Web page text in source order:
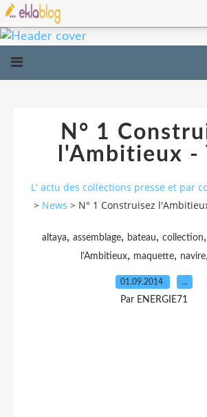
N° 1
l'Ambitieux -
L' actu des collections presse et par
> News > N° 1 Construisez
altaya, assemblage, bateau, collection,
l'Ambitieux, maquette, navire,
01.09.2014 …
Par ENERGIE71